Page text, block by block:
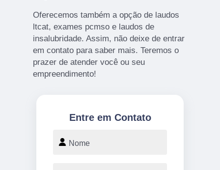
Oferecemos também a opção de laudos
ltcat, exames pcmso e laudos de
insalubridade. Assim, não deixe de entrar
em contato para saber mais. Teremos o
prazer de atender você ou seu
empreendimento!
Entre em Contato